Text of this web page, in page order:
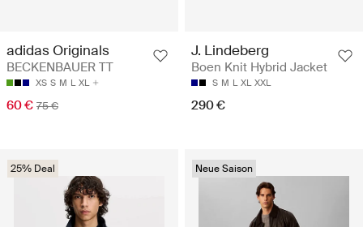
adidas Originals
BECKENBAUER TT
XS S M L XL
60 € 75 €
J. Lindeberg
Boen Knit Hybrid Jacket
S M L XL XXL
290 €
25% Deal Neue Saison